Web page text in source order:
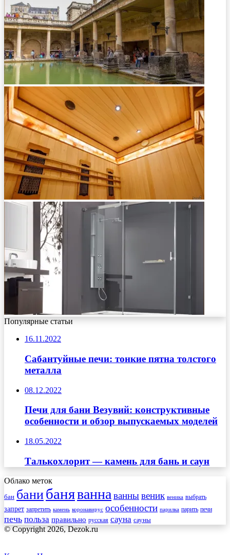
Популярные статьи
16.11.2022
Сабантуйные печи: тонкие пятна толстого
металла
08.12.2022
Печи для бани Везувий: конструктивные
особенности и обзор выпускаемых моделей
18.05.2022
Талькохлорит — камень для бань и саун
Облако меток
бан банибаняваннаваннывеник веника выбрать
запрет запретить камень коронавирус особенности парилка парить печи
печь польза правильно русская сауна сауны
© Copyright 2026, Dezok.ru